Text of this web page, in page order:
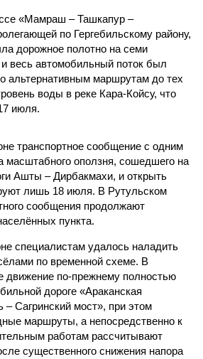
«Мамраш – Ташкапур –
по Гергебильскому району,
дорожное полотно на семи
весь автомобильный поток был
альтернативным маршрутам до тех
воды в реке Кара-Койсу, что
июля.
транспортное сообщение с одним
масштабного оползня, сошедшего на
Ашты – Дирбакмахи, и открыть
лишь 18 июля. В Рутульском
сообщения продолжают
пункта.
специалистам удалось наладить
по временной схеме. В
движение по-прежнему полностью
дороге «Араканская
Сагринский мост», при этом
маршруты, а непосредственно к
работам рассчитывают
существенного снижения напора